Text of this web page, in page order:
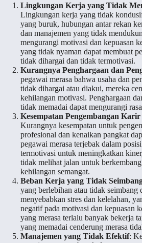
Lingkungan Kerja yang Tidak
Lingkungan kerja yang tidak
yang buruk, hubungan antar rekan
dan manajemen yang tidak
mengurangi motivasi dan kepuasan
yang tidak nyaman dapat membuat
tidak dihargai dan tidak termotivasi.
Kurangnya Penghargaan dan
pegawai merasa bahwa usaha dan
tidak dihargai atau diakui, mereka
kehilangan motivasi. Penghargaan
tidak memadai dapat mengurangi
Kesempatan Pengembangan
Kurangnya kesempatan untuk
profesional dan kenaikan pangkat
pegawai merasa terjebak dalam
termotivasi untuk meningkatkan
tidak melihat jalan untuk
kehilangan semangat.
Beban Kerja yang Tidak
yang berlebihan atau tidak seimbang
menyebabkan stres dan kelelahan,
negatif pada motivasi dan kepuasan
yang merasa terlalu banyak bekerja
yang memadai cenderung merasa
Manajemen yang Tidak Efektif: